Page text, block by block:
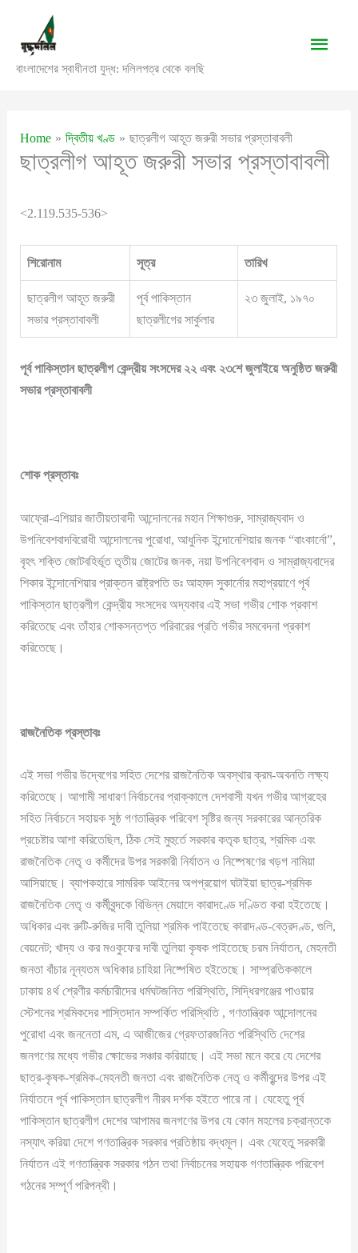
content
বাংলাদেশের স্বাধীনতা যুদ্ধ: দলিলপত্র থেকে বলছি
Main
Home দ্বিতীয় খণ্ড ছাত্রলীগ আহূত জরুরী সভার প্রস্তাবাবলী
ছাত্রলীগ আহূত জরুরী সভার প্রস্তাবাবলী
<2.119.535-536>
শিরোনাম সূত্র তারিখ
ছাত্রলীগ আহূত জরুরী
সভার প্রস্তাবাবলী
পূর্ব পাকিস্তান
ছাত্রলীগের সার্কুলার
২৩ জুলাই, ১৯৭০
পূর্ব পাকিস্তান ছাত্রলীগ কেন্দ্রীয় সংসদের ২২ এবং ২৩শে জুলাইয়ে অনুষ্ঠিত জরুরী
সভার প্রস্তাবাবলী
শোক প্রস্তাবঃ
আফ্রো-এশিয়ার জাতীয়তাবাদী আন্দোলনের মহান শিক্ষাগুরু, সাম্রাজ্যবাদ ও
উপনিবেশবাদবিরোধী আন্দোলনের পুরোধা, আধুনিক ইন্দোনেশিয়ার জনক “বাংকার্নো”,
বৃহৎ শক্তি জোটবহির্ভূত তৃতীয় জোটের জনক, নয়া উপনিবেশবাদ ও সাম্রাজ্যবাদের
শিকার ইন্দোনেশিয়ার প্রাক্তন রাষ্ট্রপতি ডঃ আহমদ সুকার্নোর মহাপ্রয়াণে পূর্ব
পাকিস্তান ছাত্রলীগ কেন্দ্রীয় সংসদের অদ্যকার এই সভা গভীর শোক প্রকাশ
করিতেছে এবং তাঁহার শোকসন্তপ্ত পরিবারের প্রতি গভীর সমবেদনা প্রকাশ
করিতেছে।
রাজনৈতিক প্রস্তাবঃ
এই সভা গভীর উদ্বেগের সহিত দেশের রাজনৈতিক অবস্থার ক্রম-অবনতি লক্ষ্য
করিতেছে। আগামী সাধারণ নির্বাচনের প্রাক্কালে দেশবাসী যখন গভীর আগ্রহের
সহিত নির্বাচনে সহায়ক সুষ্ঠ গণতান্ত্রিক পরিবেশ সৃষ্টির জন্য সরকারের আন্তরিক
প্রচেষ্টার আশা করিতেছিল, ঠিক সেই মুহুর্তে সরকার কতৃক ছাত্র, শ্রমিক এবং
রাজনৈতিক নেতৃ ও কর্মীদের উপর সরকারী নির্যাতন ও নিষ্পেষণের খড়গ নামিয়া
আসিয়াছে। ব্যাপকহারে সামরিক আইনের অপপ্রয়োগ ঘটাইয়া ছাত্র-শ্রমিক
রাজনৈতিক নেতৃ ও কর্মীবৃন্দকে বিভিন্ন মেয়াদে কারাদণ্ডে দণ্ডিত করা হইতেছে।
অধিকার এবং রুটি-রুজির দাবী তুলিয়া শ্রমিক পাইতেছে কারাদণ্ড-বেত্রদণ্ড, গুলি,
বেয়নেট; খাদ্য ও কর মওকুফের দাবী তুলিয়া কৃষক পাইতেছে চরম নির্যাতন, মেহনতী
জনতা বাঁচার নূন্যতম অধিকার চাহিয়া নিষ্পেষিত হইতেছে। সাম্প্রতিককালে
ঢাকায় ৪র্থ শ্রেণীর কর্মচারীদের ধর্মঘটজনিত পরিস্থিতি, সিদ্ধিরগঞ্জের পাওয়ার
স্টেশনের শ্রমিকদের শাস্তিদান সম্পর্কিত পরিস্থিতি , গণতান্ত্রিক আন্দোলনের
পুরোধা এবং জননেতা এম, এ আজীজের গ্রেফতারজনিত পরিস্থিতি দেশের
জনগণের মধ্যে গভীর ক্ষোভের সঞ্চার করিয়াছে। এই সভা মনে করে যে দেশের
ছাত্র-কৃষক-শ্রমিক-মেহনতী জনতা এবং রাজনৈতিক নেতৃ ও কর্মীবৃন্দের উপর এই
নির্যাতনে পূর্ব পাকিস্তান ছাত্রলীগ নীরব দর্শক হইতে পারে না। যেহেতু পূর্ব
পাকিস্তান ছাত্রলীগ দেশের আপামর জনগণের উপর যে কোন মহলের চক্রান্তকে
নস্যাৎ করিয়া দেশে গণতান্ত্রিক সরকার প্রতিষ্ঠায় বদ্ধমূল। এবং যেহেতু সরকারী
নির্যাতন এই গণতান্ত্রিক সরকার গঠন তথা নির্বাচনের সহায়ক গণতান্ত্রিক পরিবেশ
গঠনের সম্পূর্ণ পরিপন্থী।